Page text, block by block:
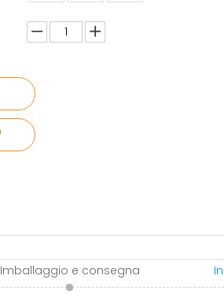
Imballaggio e consegna